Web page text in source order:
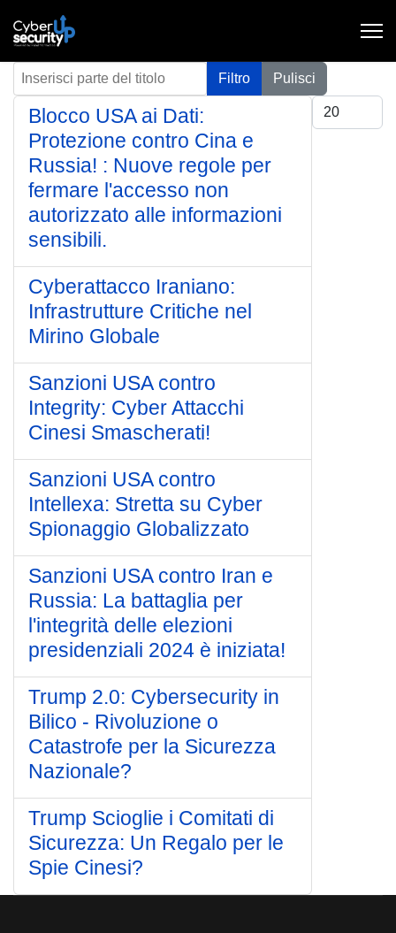
Inserisci parte del titolo Filtro
Pulisci
Visualizza #
Blocco USA ai Dati:
Protezione contro Cina e
Russia! : Nuove regole per
fermare l'accesso non
autorizzato alle informazioni
sensibili.
Cyberattacco Iraniano:
Infrastrutture Critiche nel
Mirino Globale
Sanzioni USA contro
Integrity: Cyber Attacchi
Cinesi Smascherati!
Sanzioni USA contro
Intellexa: Stretta su Cyber
Spionaggio Globalizzato
Sanzioni USA contro Iran e
Russia: La battaglia per
l'integrità delle elezioni
presidenziali 2024 è iniziata!
Trump 2.0: Cybersecurity in
Bilico - Rivoluzione o
Catastrofe per la Sicurezza
Nazionale?
Trump Scioglie i Comitati di
Sicurezza: Un Regalo per le
Spie Cinesi?